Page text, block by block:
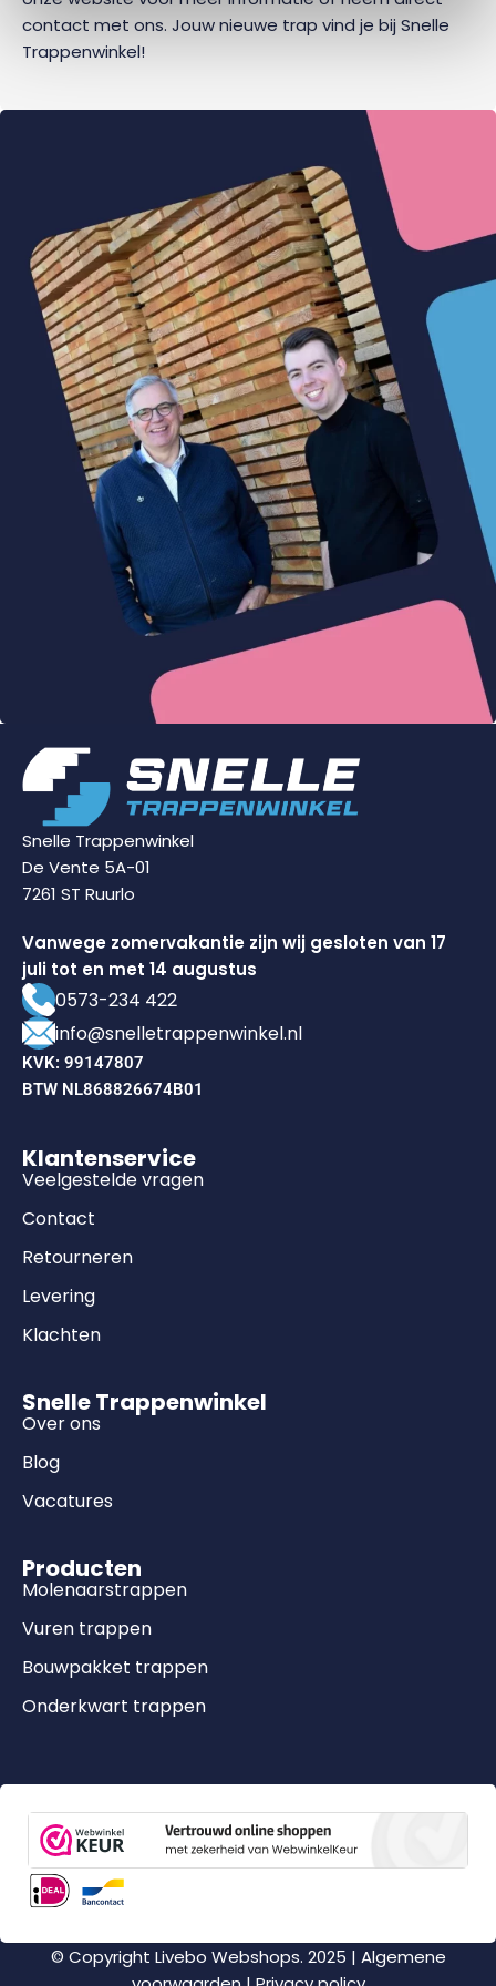
contact met ons. Jouw nieuwe trap vind je bij Snelle
Trappenwinkel!
Snelle Trappenwinkel
De Vente 5A-01
7261 ST Ruurlo
Vanwege zomervakantie zijn wij gesloten van 17
juli tot en met 14 augustus
0573-234 422
info@snelletrappenwinkel.nl
KVK: 99147807
BTW NL868826674B01
Klantenservice
Veelgestelde vragen
Contact
Retourneren
Levering
Klachten
Snelle Trappenwinkel
Over ons
Blog
Vacatures
Producten
Molenaarstrappen
Vuren trappen
Bouwpakket trappen
Onderkwart trappen
© Copyright Livebo Webshops. 2025 | Algemene